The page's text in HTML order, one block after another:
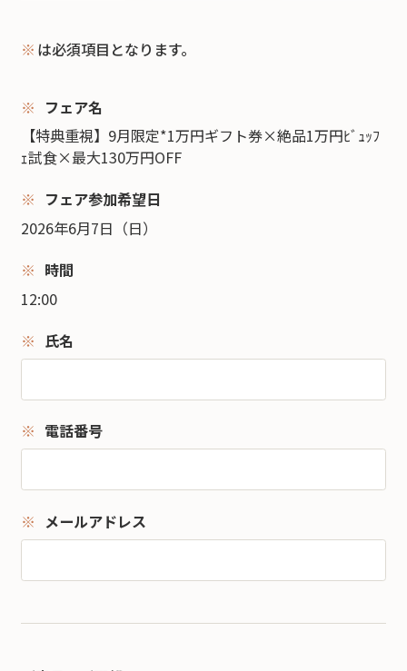
※ は必須項目となります。
フェア名
【特典重視】9月限定*1万円ギフト券×絶品1万円ﾋﾞｭｯﾌ
ｪ試食×最大130万円OFF
フェア参加希望日
2026年6月7日（日）
時間
12:00
氏名
電話番号
メールアドレス